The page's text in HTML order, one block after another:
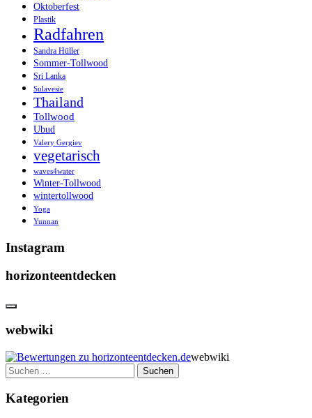
Oktoberfest
Plastik
Radfahren
Sandra Hüller
Sommer-Tollwood
Sri Lanka
Sulavesie
Thailand
Tollwood
Ubud
Valery Gergiev
vegetarisch
waves4water
Winter-Tollwood
wintertollwood
Yoga
Yunnan
Instagram
horizonteentdecken
webwiki
webwiki
Suchen
nach:
Kategorien